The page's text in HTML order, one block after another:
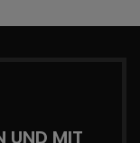
UND MIT